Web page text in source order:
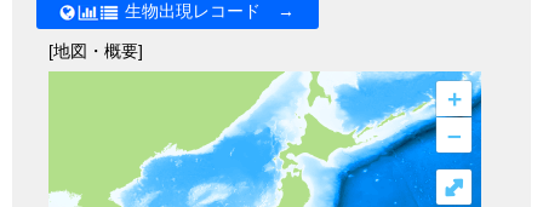
生物出現レコード →
[地図・概要]
+
–
⤢